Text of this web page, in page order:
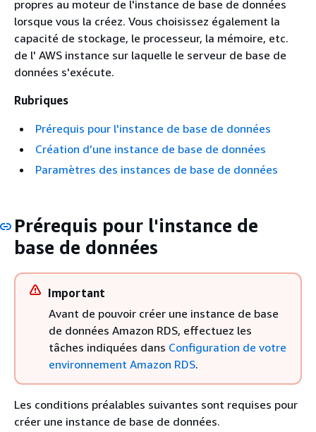
propres au moteur de l'instance de base de données
lorsque vous la créez. Vous choisissez également la
capacité de stockage, le processeur, la mémoire, etc.
de l' AWS instance sur laquelle le serveur de base de
données s'exécute.
Rubriques
Prérequis pour l'instance de base de données
Création d’une instance de base de données
Paramètres des instances de base de données
Prérequis pour l'instance de
base de données
Important
Avant de pouvoir créer une instance de base
de données Amazon RDS, effectuez les
tâches indiquées dans Configuration de votre
environnement Amazon RDS.
Les conditions préalables suivantes sont requises pour
créer une instance de base de données.